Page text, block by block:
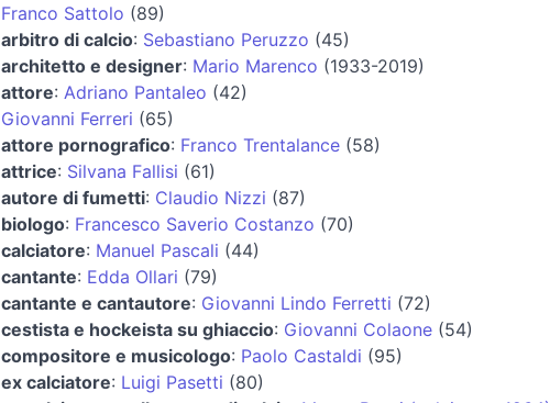
Franco Sattolo (89)
arbitro di calcio: Sebastiano Peruzzo (45)
architetto e designer: Mario Marenco (1933-2019)
attore: Adriano Pantaleo (42)
Giovanni Ferreri (65)
attore pornografico: Franco Trentalance (58)
attrice: Silvana Fallisi (61)
autore di fumetti: Claudio Nizzi (87)
biologo: Francesco Saverio Costanzo (70)
calciatore: Manuel Pascali (44)
cantante: Edda Ollari (79)
cantante e cantautore: Giovanni Lindo Ferretti (72)
cestista e hockeista su ghiaccio: Giovanni Colaone (54)
compositore e musicologo: Paolo Castaldi (95)
ex calciatore: Luigi Pasetti (80)